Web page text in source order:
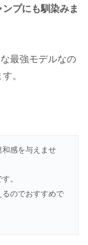
プにも馴染みま
最強モデルなの
。
感を与えませ
。
のでおすすめで